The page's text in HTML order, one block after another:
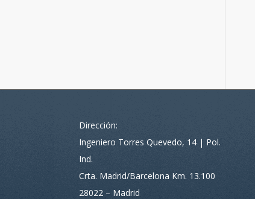
Dirección:
Ingeniero Torres Quevedo, 14 | Pol.
Ind.
Crta. Madrid/Barcelona Km. 13.100
28022 – Madrid